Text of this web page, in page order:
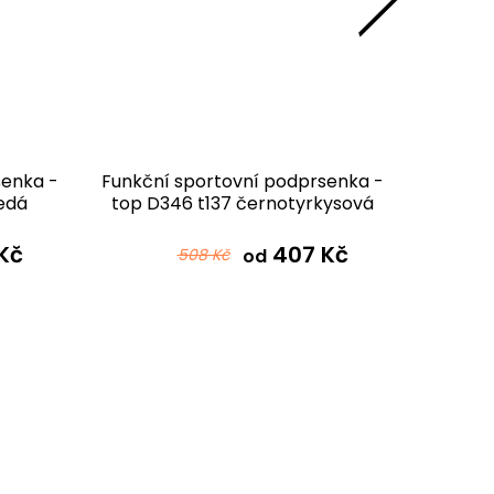
-
Funkční sportovní podprsenka -
top D346 t137 černotyrkysová
508 Kč od407 Kč